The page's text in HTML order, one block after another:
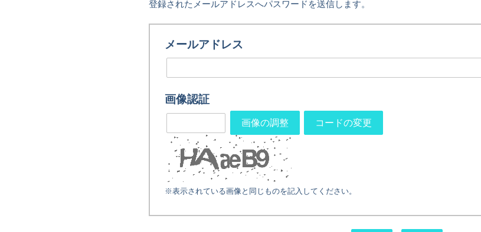
登録されたメールアドレスへパスワードを送信します。
メールアドレス
画像認証
画像の調整 コードの変更
※表示されている画像と同じものを記入してください。